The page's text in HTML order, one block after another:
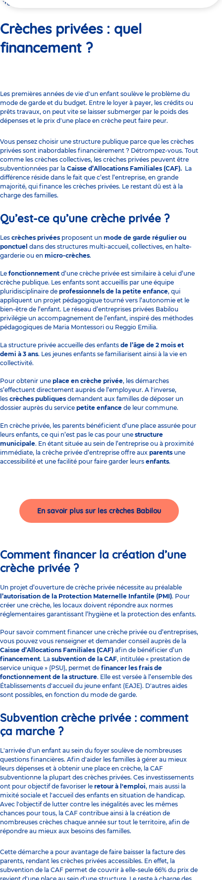
ici
Crèches privées : quel financement ?
Crèches privées : quel
financement ?
Les premières années de vie d'un enfant soulève le problème du
mode de garde et du budget. Entre le loyer à payer, les crédits ou
prêts travaux, on peut vite se laisser submerger par le poids des
dépenses et le prix d'une place en crèche peut faire peur.
Vous pensez choisir une structure publique parce que les crèches
privées sont inabordables financièrement ? Détrompez-vous. Tout
comme les crèches collectives, les crèches privées peuvent être
subventionnées par la Caisse d’Allocations Familiales (CAF). La
différence réside dans le fait que c’est l’entreprise, en grande
majorité, qui finance les crèches privées. Le restant dû est à la
charge des familles.
Qu’est-ce qu’une crèche privée ?
Les crèches privées proposent un mode de garde régulier ou
ponctuel dans des structures multi-accueil, collectives, en halte-
garderie ou en micro-crèches.
Le fonctionnement d’une crèche privée est similaire à celui d’une
crèche publique. Les enfants sont accueillis par une équipe
pluridisciplinaire de professionnels de la petite enfance, qui
appliquent un projet pédagogique tourné vers l’autonomie et le
bien-être de l’enfant. Le réseau d’entreprises privées Babilou
privilégie un accompagnement de l’enfant, inspiré des méthodes
pédagogiques de Maria Montessori ou Reggio Emilia.
La structure privée accueille des enfants de l’âge de 2 mois et
demi à 3 ans. Les jeunes enfants se familiarisent ainsi à la vie en
collectivité.
Pour obtenir une place en crèche privée, les démarches
s’effectuent directement auprès de l’employeur. A l'inverse,
les crèches publiques demandent aux familles de déposer un
dossier auprès du service petite enfance de leur commune.
En crèche privée, les parents bénéficient d’une place assurée pour
leurs enfants, ce qui n’est pas le cas pour une structure
municipale. En étant située au sein de l’entreprise ou à proximité
immédiate, la crèche privée d’entreprise offre aux parents une
accessibilité et une facilité pour faire garder leurs enfants.
En savoir plus sur les crèches Babilou
Comment financer la création d’une
crèche privée ?
Un projet d’ouverture de crèche privée nécessite au préalable
l’autorisation de la Protection Maternelle Infantile (PMI). Pour
créer une crèche, les locaux doivent répondre aux normes
réglementaires garantissant l’hygiène et la protection des enfants.
Pour savoir comment financer une crèche privée ou d’entreprises,
vous pouvez vous renseigner et demander conseil auprès de la
Caisse d’Allocations Familiales (CAF) afin de bénéficier d’un
financement. La subvention de la CAF, intitulée « prestation de
service unique » (PSU), permet de financer les frais de
fonctionnement de la structure. Elle est versée à l’ensemble des
Établissements d'accueil du jeune enfant (EAJE). D'autres aides
sont possibles, en fonction du mode de garde.
Subvention crèche privée : comment
ça marche ?
L'arrivée d'un enfant au sein du foyer soulève de nombreuses
questions financières. Afin d'aider les familles à gérer au mieux
leurs dépenses et à obtenir une place en crèche, la CAF
subventionne la plupart des crèches privées. Ces investissements
ont pour objectif de favoriser le retour à l'emploi, mais aussi la
mixité sociale et l'accueil des enfants en situation de handicap.
Avec l'objectif de lutter contre les inégalités avec les mêmes
chances pour tous, la CAF contribue ainsi à la création de
nombreuses crèches chaque année sur tout le territoire, afin de
répondre au mieux aux besoins des familles.
Cette démarche a pour avantage de faire baisser la facture des
parents, rendant les crèches privées accessibles. En effet, la
subvention de la CAF permet de couvrir à elle-seule 66% du prix de